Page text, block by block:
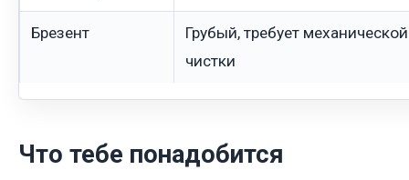
Брезент
Грубый, требует механической
чистки
Что тебе понадобится